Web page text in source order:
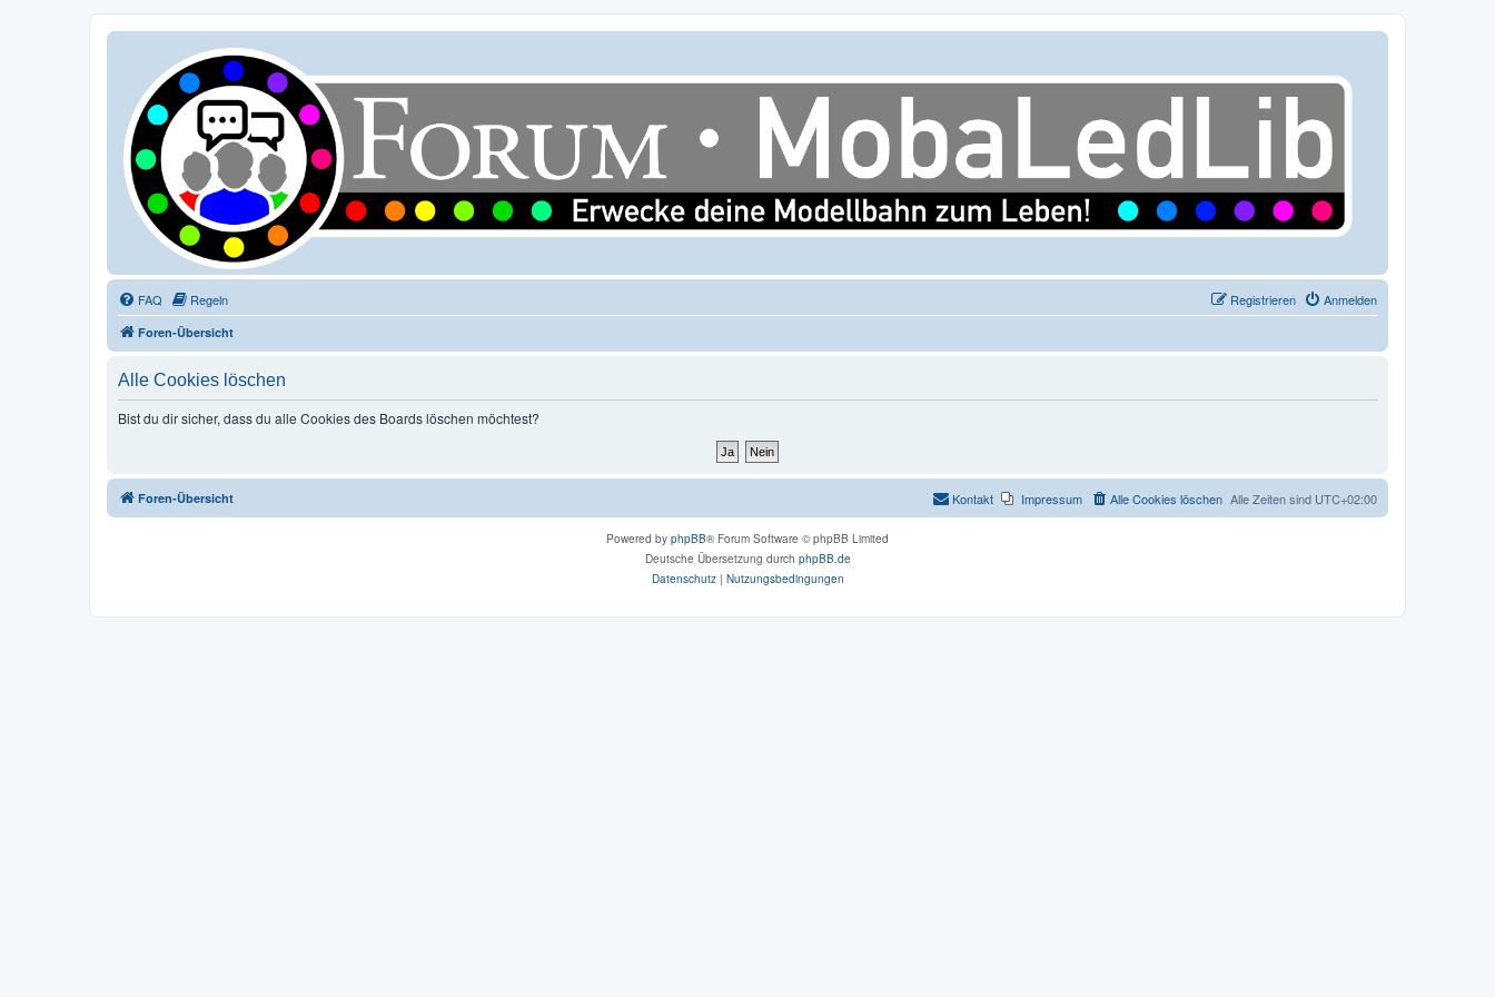
FAQ Regeln Anmelden
Registrieren
Foren-Übersicht
Alle Cookies löschen
Bist du dir sicher, dass du alle Cookies des Boards löschen möchtest?
Foren-Übersicht Alle Zeiten sind UTC+02:00
Alle Cookies löschen
Impressum
Kontakt
Powered by phpBB® Forum Software © phpBB Limited
Deutsche Übersetzung durch phpBB.de
Datenschutz| Nutzungsbedingungen